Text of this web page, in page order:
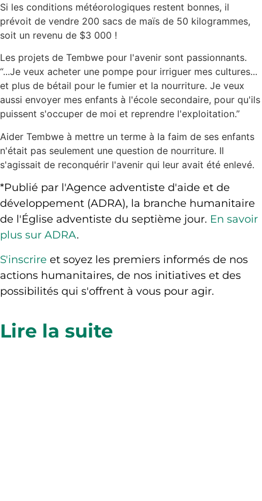
Si les conditions météorologiques restent bonnes, il
prévoit de vendre 200 sacs de maïs de 50 kilogrammes,
soit un revenu de $3 000 !
Les projets de Tembwe pour l'avenir sont passionnants.
“...Je veux acheter une pompe pour irriguer mes cultures...
et plus de bétail pour le fumier et la nourriture. Je veux
aussi envoyer mes enfants à l'école secondaire, pour qu'ils
puissent s'occuper de moi et reprendre l'exploitation.”
Aider Tembwe à mettre un terme à la faim de ses enfants
n'était pas seulement une question de nourriture. Il
s'agissait de reconquérir l'avenir qui leur avait été enlevé.
*Publié par l'Agence adventiste d'aide et de
développement (ADRA), la branche humanitaire
de l'Église adventiste du septième jour. En savoir
plus sur ADRA.
S'inscrire et soyez les premiers informés de nos
actions humanitaires, de nos initiatives et des
possibilités qui s'offrent à vous pour agir.
Lire la suite